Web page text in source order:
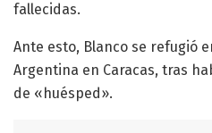
fallecidas.
Ante esto, Blanco se refugió
Argentina en Caracas, tras
de «huésped».